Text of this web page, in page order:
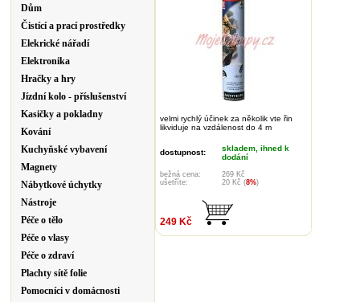
Dům
Čistící a prací prostředky
Elekrické nářadí
Elektronika
Hračky a hry
Jízdní kolo - příslušenství
Kasičky a pokladny
Kování
Kuchyňské vybavení
Magnety
Nábytkové úchytky
Nástroje
Péče o tělo
Péče o vlasy
Péče o zdraví
Plachty sítě folie
Pomocníci v domácnosti
velmi rychlý účinek za několik vte řin
likviduje na vzdálenost do 4 m
dostupnost:
skladem, ihned k
dodání
bežná cena:
269 Kč
ušetříte:
20 Kč (8%)
249 Kč